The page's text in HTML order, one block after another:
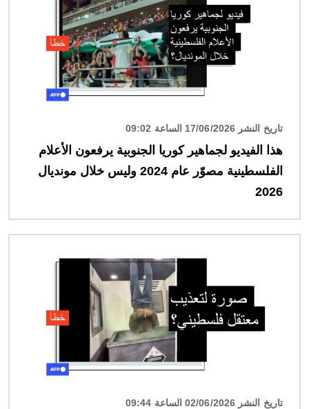
تاريخ النشر 17/06/2026 الساعة 09:02
هذا الفيديو لجماهير كوريا الجنوبية يرفعون الأعلام
الفلسطينية مصوّر عام 2024 وليس خلال مونديال
2026
تاريخ النشر 02/06/2026 الساعة 09:44